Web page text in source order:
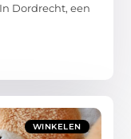
Dordrecht, een
WINKELEN